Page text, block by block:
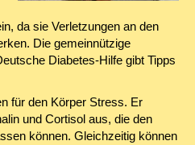
da sie Verletzungen an den
Die gemeinnützige
Diabetes-Hilfe gibt Tipps
für den Körper Stress. Er
und Cortisol aus, die den
können. Gleichzeitig können